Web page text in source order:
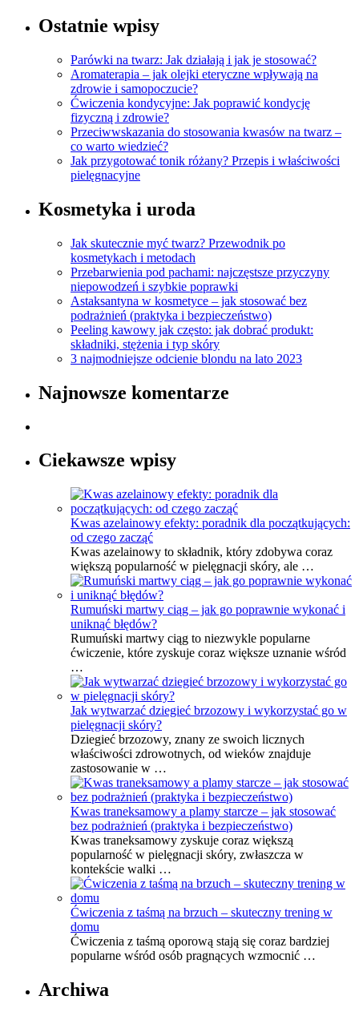
Ostatnie wpisy
Parówki na twarz: Jak działają i jak je stosować?
Aromaterapia – jak olejki eteryczne wpływają na
zdrowie i samopoczucie?
Ćwiczenia kondycyjne: Jak poprawić kondycję
fizyczną i zdrowie?
Przeciwwskazania do stosowania kwasów na twarz –
co warto wiedzieć?
Jak przygotować tonik różany? Przepis i właściwości
pielęgnacyjne
Kosmetyka i uroda
Jak skutecznie myć twarz? Przewodnik po
kosmetykach i metodach
Przebarwienia pod pachami: najczęstsze przyczyny
niepowodzeń i szybkie poprawki
Astaksantyna w kosmetyce – jak stosować bez
podrażnień (praktyka i bezpieczeństwo)
Peeling kawowy jak często: jak dobrać produkt:
składniki, stężenia i typ skóry
3 najmodniejsze odcienie blondu na lato 2023
Najnowsze komentarze
Ciekawsze wpisy
Kwas azelainowy efekty: poradnik dla początkujących:
od czego zacząć
Kwas azelainowy to składnik, który zdobywa coraz
większą popularność w pielęgnacji skóry, ale …
Rumuński martwy ciąg – jak go poprawnie wykonać i
uniknąć błędów?
Rumuński martwy ciąg to niezwykle popularne
ćwiczenie, które zyskuje coraz większe uznanie wśród
…
Jak wytwarzać dziegieć brzozowy i wykorzystać go w
pielęgnacji skóry?
Dziegieć brzozowy, znany ze swoich licznych
właściwości zdrowotnych, od wieków znajduje
zastosowanie w …
Kwas traneksamowy a plamy starcze – jak stosować
bez podrażnień (praktyka i bezpieczeństwo)
Kwas traneksamowy zyskuje coraz większą
popularność w pielęgnacji skóry, zwłaszcza w
kontekście walki …
Ćwiczenia z taśmą na brzuch – skuteczny trening w
domu
Ćwiczenia z taśmą oporową stają się coraz bardziej
popularne wśród osób pragnących wzmocnić …
Archiwa